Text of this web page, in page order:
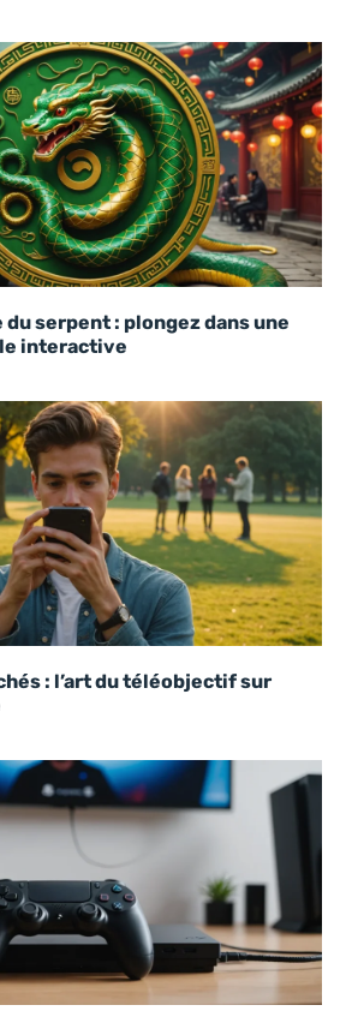
du serpent : plongez dans une
interactive
: l’art du téléobjectif sur